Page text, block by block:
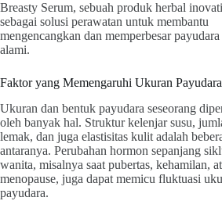
Breasty Serum, sebuah produk herbal
sebagai solusi perawatan untuk membantu
mengencangkan dan memperbesar payudara
alami.
Faktor yang Memengaruhi Ukuran Payudara
Ukuran dan bentuk payudara seseorang
oleh banyak hal. Struktur kelenjar susu,
lemak, dan juga elastisitas kulit adalah
antaranya. Perubahan hormon sepanjang
wanita, misalnya saat pubertas, kehamilan,
menopause, juga dapat memicu fluktuasi
payudara.